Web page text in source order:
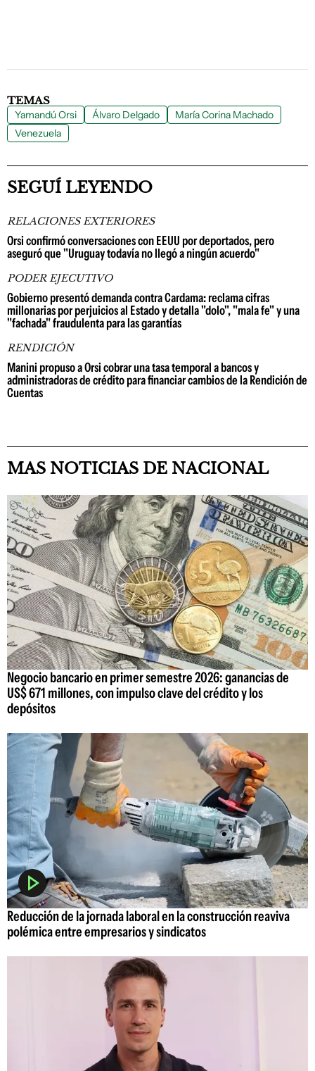
TEMAS
Yamandú Orsi Álvaro Delgado
María Corina Machado
Venezuela
SEGUÍ LEYENDO
RELACIONES EXTERIORES
Orsi confirmó conversaciones con EEUU por deportados, pero
aseguró que "Uruguay todavía no llegó a ningún acuerdo"
PODER EJECUTIVO
Gobierno presentó demanda contra Cardama: reclama cifras
millonarias por perjuicios al Estado y detalla "dolo", "mala fe" y una
"fachada" fraudulenta para las garantías
RENDICIÓN
Manini propuso a Orsi cobrar una tasa temporal a bancos y
administradoras de crédito para financiar cambios de la Rendición de
Cuentas
MAS NOTICIAS DE NACIONAL
Negocio bancario en primer semestre 2026: ganancias de
US$ 671 millones, con impulso clave del crédito y los
depósitos
Reducción de la jornada laboral en la construcción reaviva
polémica entre empresarios y sindicatos